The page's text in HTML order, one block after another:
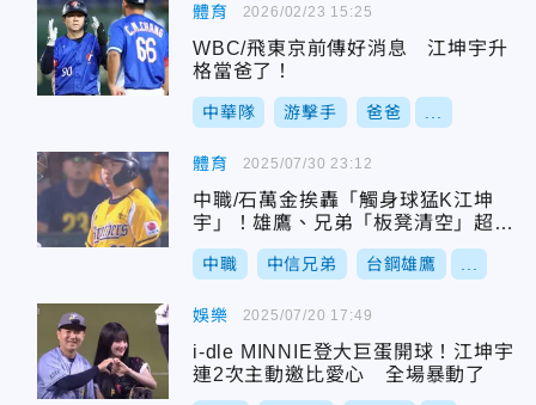
體育
WBC/飛東京前傳好消息 江坤宇升
格當爸了！
中華隊 游擊手 爸爸
2026/02/23 15:25
體育
中職/石萬金挨轟「觸身球猛K江坤
宇」！雄鷹、兄弟「板凳清空」超火
爆
中職 中信兄弟 台鋼雄鷹
2025/07/30 23:12
娛樂
i-dle MINNIE登大巨蛋開球！江坤宇
連2次主動邀比愛心 全場暴動了
2025/07/20 17:49